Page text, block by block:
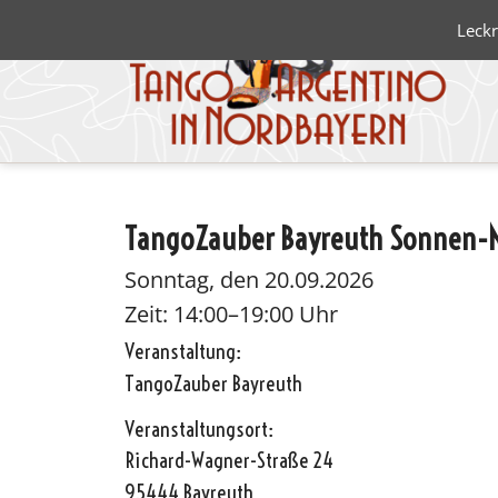
Blanco y
TangoZauber Bayreuth
Sonntag, den 20.09.2026
Zeit: 14:00–19:00 Uhr
Veranstaltung:
TangoZauber Bayreuth
Veranstaltungsort:
Richard-Wagner-Straße 24
95444 Bayreuth